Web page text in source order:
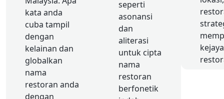
kata anda
cuba tampil
dengan
kelainan dan
globalkan
nama
restoran anda
dengan
seperti
asonansi
dan
aliterasi
untuk cipta
nama
restoran
berfonetik